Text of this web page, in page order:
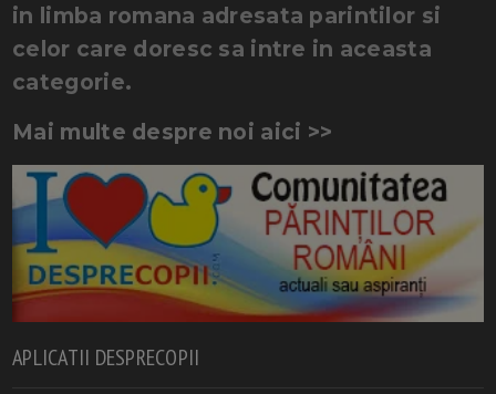
in limba romana adresata parintilor si
celor care doresc sa intre in aceasta
categorie.
Mai multe despre noi aici >>
APLICATII DESPRECOPII